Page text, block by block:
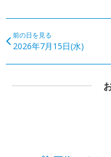
前の日を見る
2026年7月15日(水)